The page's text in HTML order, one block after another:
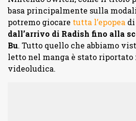
basa principalmente sulla
potremo giocare tutta l’epopea
dall’arrivo di Radish fino alla
Bu. Tutto quello che abbiamo
letto nel manga è stato riportato
videoludica.